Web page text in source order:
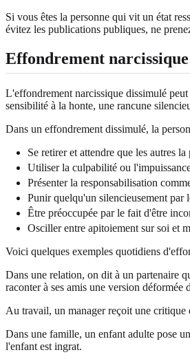
Si vous êtes la personne qui vit un état
évitez les publications publiques, ne
Effondrement
L'effondrement narcissique dissimulé
sensibilité à la honte, une rancune
Dans un effondrement dissimulé, la
Se retirer et attendre que les autres
Utiliser la culpabilité ou
Présenter la responsabilisation
Punir quelqu'un silencieusement par
Être préoccupée par le fait d'être
Osciller entre apitoiement sur soi et
Voici quelques exemples quotidiens
Dans une relation, on dit à un partenaire
raconter à ses amis une version déformée
Au travail, un manager reçoit une critique
Dans une famille, un enfant adulte pose
l'enfant est ingrat.